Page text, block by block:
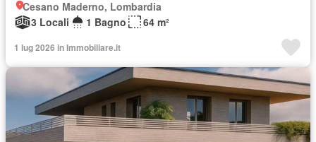
Cesano Maderno, Lombardia
3 Locali
1 Bagno 64 m²
1 lug 2026 in Immobiliare.it